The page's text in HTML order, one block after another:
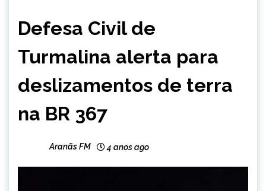
MINAS
NOTÍCIAS
Defesa Civil de
Turmalina alerta para
deslizamentos de terra
na BR 367
Aranãs FM 4 anos ago